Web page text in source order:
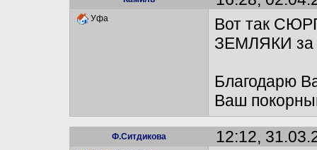
Уфа
Вот так
ЗЕМЛЯКИ за
Благодарю
Ваш
Ф.Ситдикова 12:12,